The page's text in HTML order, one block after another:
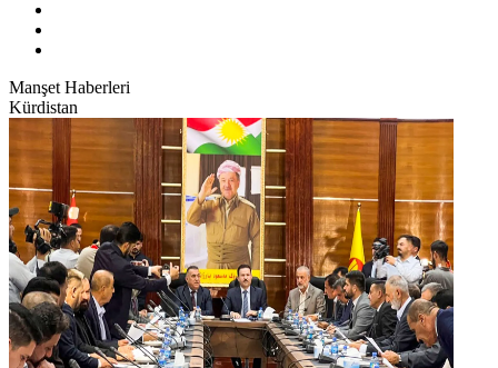
Manşet Haberleri
Kürdistan